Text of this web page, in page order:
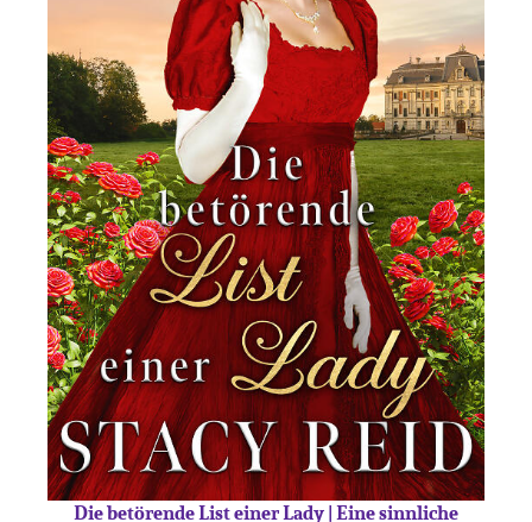
Die betörende List einer Lady | Eine sinnliche